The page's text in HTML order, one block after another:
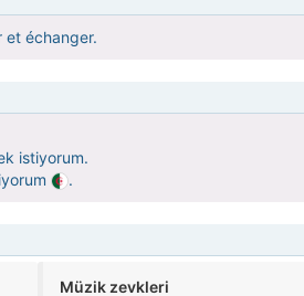
et échanger.
istiyorum.
.
Müzik zevkleri